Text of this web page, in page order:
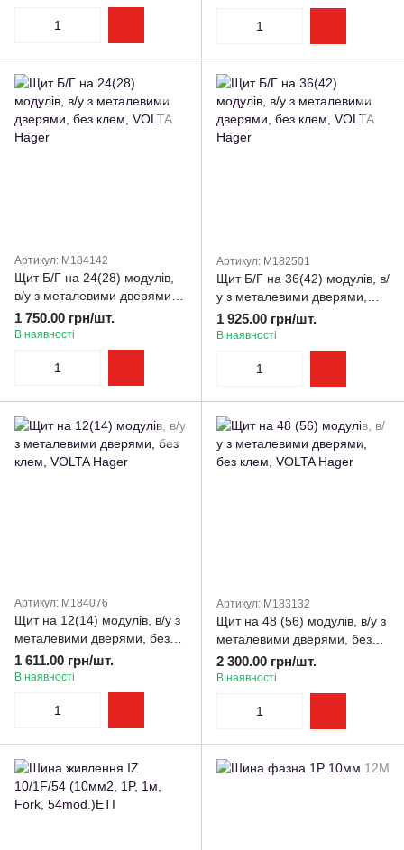
Артикул: M184142
Щит Б/Г на 24(28) модулів,
в/у з металевими дверями,
без клем, VOLTA Hager
1 750.00 грн/шт.
В наявності
Артикул: M182501
Щит Б/Г на 36(42) модулів, в/
у з металевими дверями,
без клем, VOLTA Hager
1 925.00 грн/шт.
В наявності
Артикул: M184076
Щит на 12(14) модулів, в/у з
металевими дверями, без
клем, VOLTA Hager
1 611.00 грн/шт.
В наявності
Артикул: M183132
Щит на 48 (56) модулів, в/у з
металевими дверями, без
клем, VOLTA Hager
2 300.00 грн/шт.
В наявності